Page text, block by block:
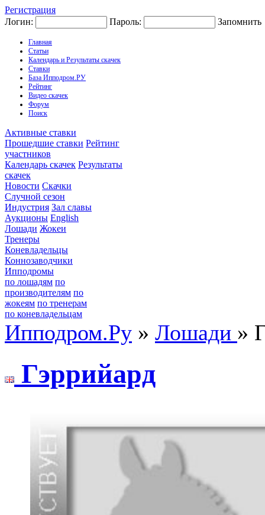
Регистрация
Логин:
Пароль: Запомнить
Главная
Статьи
Календарь и Результаты скачек
Ставки
База Ипподром.РУ
Рейтинг
Видео скачек
Форум
Поиск
Активные ставки
Прошедшие ставки Рейтинг
участников
Календарь скачек Результаты
скачек
Новости Скачки
Случной сезон
Индустрия Зал славы
Аукционы English
Лошади Жокеи
Тренеры
Коневладельцы
Коннозаводчики
Ипподромы
по лошадям по
производителям по
жокеям по тренерам
по коневладельцам
Ипподром.Ру » Лошади »
Гэppийаpд